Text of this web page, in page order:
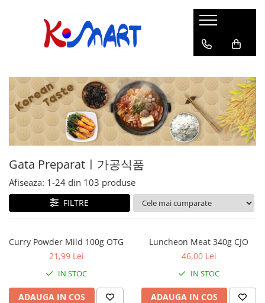
Ramyunㅣ라면
Cupă
Snacksㅣ과자
Crackers
Alge
Gustări Tradiționale
Sosuriㅣ소스
Sos pentru Marinat
Sos Picant
Altele
Gata Preparatㅣ가공식품
Alge
Altele
Garnituri
Kimchi
Ingredienteㅣ재료
Condimente
Făină
Mix
Bază de Supă
Curry
Orez
Uleiuri
K-POPㅣ케이팝
ATEEZ
Black Pink
IU
KEY
Băuturiㅣ음료
Suc
Cafea
Ceai
Clasic
Instant
Perle de Tapioca
Alcoolice
Lapte
Deserturiㅣ디저트
Prăjituri
Mochi
Bomboane
Caramele
Cotton Candy
Guma de mestecat
Gata Preparatㅣ가공식품
Afiseaza: 1-24 din 103 produse
FILTRE
Curry Powder Mild 100g OTG
21,99 Lei
IN STOC
ADAUGA IN COS
Luncheon Meat 340g CJO
46,00 Lei
IN STOC
ADAUGA IN COS